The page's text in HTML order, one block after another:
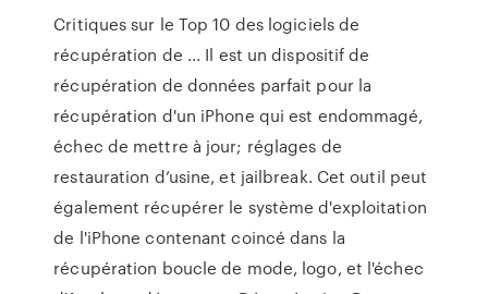
Critiques sur le Top 10 des logiciels de
récupération de ... Il est un dispositif de
récupération de données parfait pour la
récupération d'un iPhone qui est endommagé,
échec de mettre à jour; réglages de
restauration d’usine, et jailbreak. Cet outil peut
également récupérer le système d'exploitation
de l'iPhone contenant coincé dans la
récupération boucle de mode, logo, et l'échec